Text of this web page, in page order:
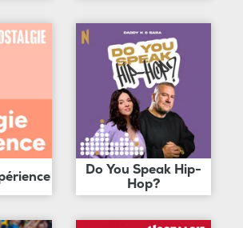
Do You Speak Hip-
Hop?